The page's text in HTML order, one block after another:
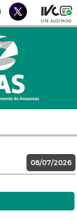
08/07/2026